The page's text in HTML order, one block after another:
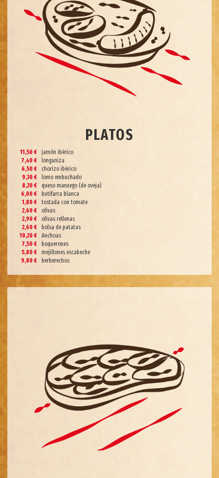
PLATOS
jamón ibérico
11,50 €
longaniza
7,40 €
chorizo ibérico
6,50 €
lomo embuchado
9,30 €
queso manxego (de oveja)
8,20 €
butifarra blanca
6,00 €
tostada con tomate
1,80 €
olivas
2,60 €
olivas rellenas
2,90 €
bolsa de patatas
2,60 €
Anchoas
10,20 €
boquerones
7,50 €
mejillones escabeche
5,80 €
berberechos
9,80 €